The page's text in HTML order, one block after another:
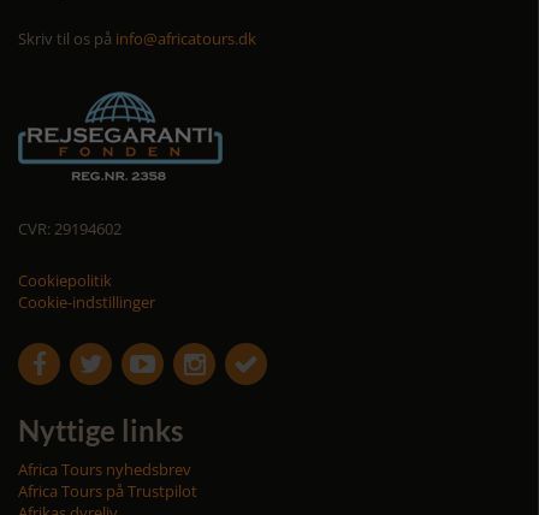
Skriv til os på info@africatours.dk
CVR: 29194602
Cookiepolitik
Cookie-indstillinger
    
Nyttige links
Africa Tours nyhedsbrev
Africa Tours på Trustpilot